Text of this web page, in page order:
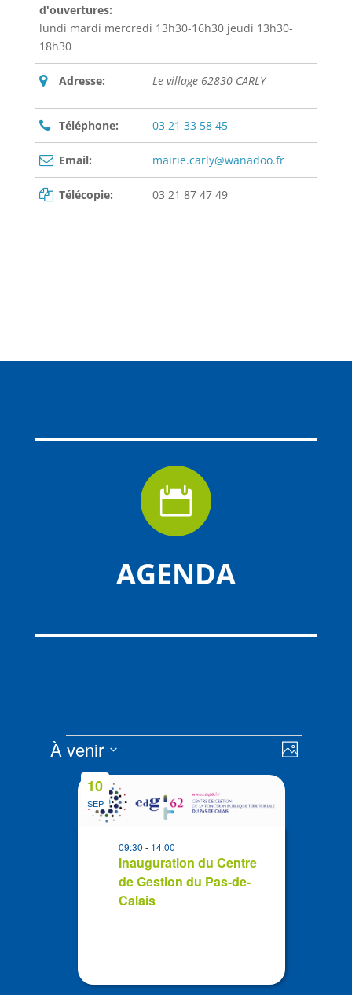
d'ouvertures:
lundi mardi mercredi 13h30-16h30 jeudi 13h30-
18h30
Adresse: Le village 62830 CARLY
Téléphone: 03 21 33 58 45
Email: mairie.carly@wanadoo.fr
Télécopie: 03 21 87 47 49

AGENDA
Évènements de
Photo
À venir
Sélectionnez
List
events
SEP
10
Inauguration du Centre
de Gestion du Pas-de-
Calais
09:30- 14:00